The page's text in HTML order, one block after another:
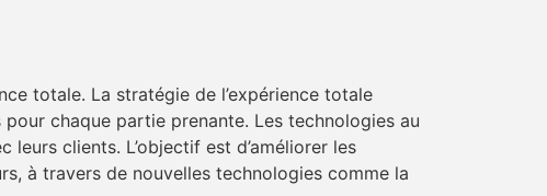
totale. La stratégie de l’expérience totale
chaque partie prenante. Les technologies au
clients. L’objectif est d’améliorer les
à travers de nouvelles technologies comme la